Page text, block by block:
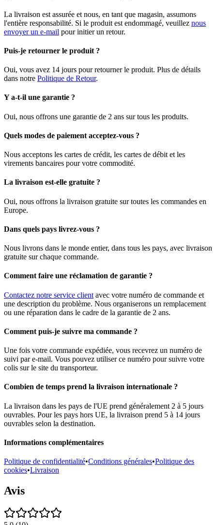
La livraison est assurée et nous, en tant que magasin, assumons
l'entière responsabilité. Si le produit est endommagé, veuillez nous
envoyer un e-mail pour initier un retour.
Puis-je retourner le produit ?
Oui, vous avez 14 jours pour retourner le produit. Plus de détails
dans notre Politique de Retour.
Y a-t-il une garantie ?
Oui, nous offrons une garantie de 2 ans sur tous les produits.
Quels modes de paiement acceptez-vous ?
Nous acceptons les cartes de crédit, les cartes de débit et les
virements bancaires pour votre commodité.
La livraison est-elle gratuite ?
Oui, nous offrons la livraison gratuite sur toutes les commandes en
Europe.
Dans quels pays livrez-vous ?
Nous livrons dans le monde entier, dans tous les pays, avec livraison
gratuite sur chaque commande.
Comment faire une réclamation de garantie ?
Contactez notre service client avec votre numéro de commande et
une description du problème. Nous organiserons un remplacement
ou une réparation dans le cadre de la garantie de 2 ans.
Comment puis-je suivre ma commande ?
Une fois votre commande expédiée, vous recevrez un numéro de
suivi par e-mail. Vous pouvez utiliser ce numéro pour suivre votre
colis sur le site du transporteur.
Combien de temps prend la livraison internationale ?
La livraison dans les pays de l'UE prend généralement 2 à 5 jours
ouvrables. Pour les pays hors UE, la livraison prend 5 à 14 jours
ouvrables selon la destination.
Informations complémentaires
Politique de confidentialité•Conditions générales•Politique des
cookies•Livraison
Avis